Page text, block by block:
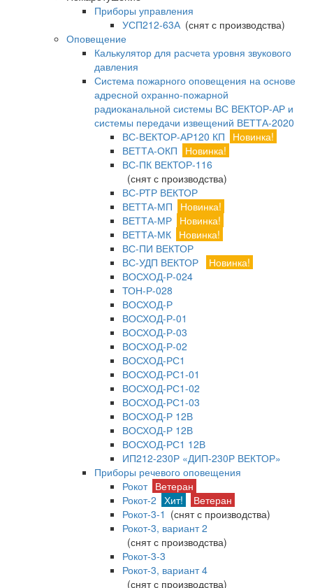
Приборы управления
УСП212-63А(снят с производства)
Оповещение
Калькулятор для расчета уровня звукового
давления
Система пожарного оповещения на основе
адресной охранно-пожарной
радиоканальной системы ВС ВЕКТОР-АР и
системы передачи извещений ВЕТТА-2020
ВС-ВЕКТОР-АР120 КП
Новинка!
ВЕТТА-ОКП
Новинка!
ВС-ПК ВЕКТОР-116
(снят с производства)
ВС-РТР ВЕКТОР
ВЕТТА-МП
Новинка!
ВЕТТА-МР Новинка!
ВЕТТА-МК Новинка!
ВС-ПИ ВЕКТОР
ВС-УДП ВЕКТОР
Новинка!
ВОСХОД-Р-024
ТОН-Р-028
ВОСХОД-Р
ВОСХОД-Р-01
ВОСХОД-Р-03
ВОСХОД-Р-02
ВОСХОД-РС1
ВОСХОД-РС1-01
ВОСХОД-РС1-02
ВОСХОД-РС1-03
ВОСХОД-Р 12В
ВОСХОД-Р 12В
ВОСХОД-РС1 12В
ИП212-230Р «ДИП-230Р ВЕКТОР»
Приборы речевого оповещения
Рокот Ветеран
Рокот-2 Хит!
Ветеран
Рокот-3-1 (снят с производства)
Рокот-3, вариант 2
(снят с производства)
Рокот-3-3
Рокот-3, вариант 4
(снят с производства)